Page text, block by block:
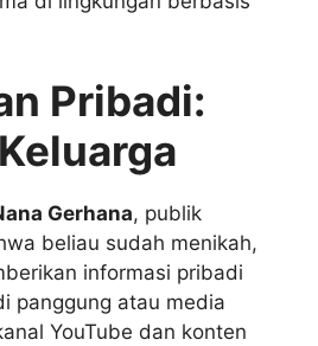
Pribadi:
Gerhana, publik
beliau sudah menikah,
informasi pribadi
panggung atau media
YouTube dan konten